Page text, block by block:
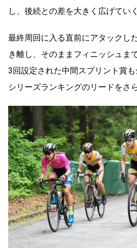
し、後続との差を大きく広げてい
最終周回に入る直前にアタックし
き離し、そのままフィニッシュま
3回設定された中間スプリント賞も
シリーズランキングのリードをさ